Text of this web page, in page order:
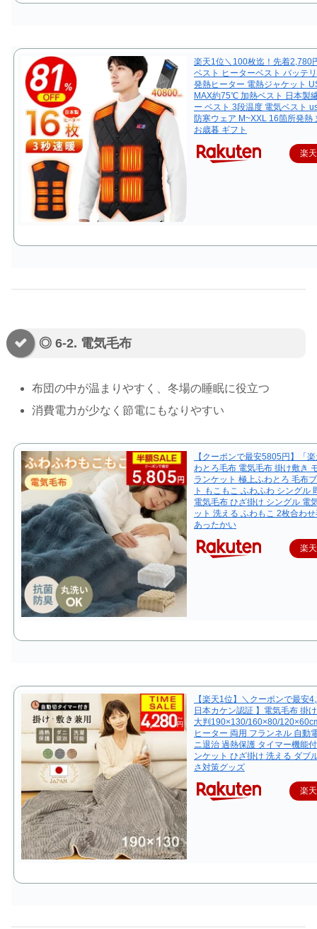
楽天1位＼100枚迄！先着2,780
ベスト ヒーターベスト バッテ
発熱ヒーター 電熱ジャケット
MAX約75℃ 加熱ベスト 日本製
ー ベスト 3段温度 電気ベスト
防寒ウェア M~XXL 16箇所発熱
お歳暮 ギフト
楽
◎ 6-2. 電気毛布
布団の中が温まりやすく、冬場の睡眠に役立つ
消費電力が少なく節電にもなりやすい
【クーポンで最安5805円】「
わとろ毛布 電気毛布 掛け敷き
ランケット 極上ふわとろ 毛布
ト もこもこ ふわふわ シングル
電気毛布 ひざ掛け シングル 電
ット 洗える ふわもこ 2枚合わ
あったかい
楽
【楽天1位】＼クーポンで最安
日本カケン認証 】電気毛布 掛
大判190×130/160×80/
ヒーター 両用 フランネル 自動
ニ退治 過熱保護 タイマー機能
ンケット ひざ掛け 洗える ダブ
さ対策グッズ
楽